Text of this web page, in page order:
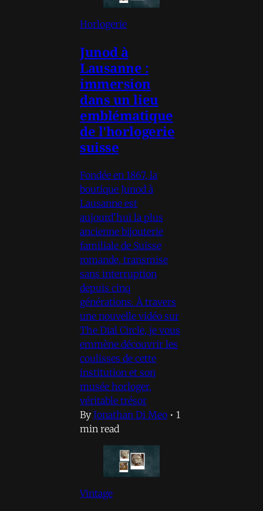
Horlogerie
Junod à
Lausanne :
immersion
dans un lieu
emblématique
de l'horlogerie
suisse
Fondée en 1867, la
boutique Junod à
Lausanne est
aujourd'hui la plus
ancienne bijouterie
familiale de Suisse
romande, transmise
sans interruption
depuis cinq
générations. À travers
une nouvelle vidéo sur
The Dial Circle, je vous
emmène découvrir les
coulisses de cette
institution et son
musée horloger,
véritable trésor
By Jonathan Di Meo • 1
min read
Vintage